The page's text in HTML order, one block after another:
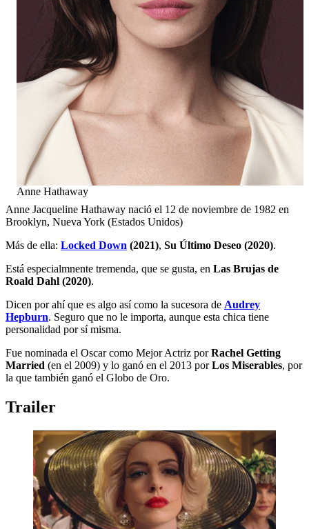
Anne Hathaway
Anne Jacqueline Hathaway nació el 12 de noviembre de 1982 en
Brooklyn, Nueva York (Estados Unidos)
Más de ella: Locked Down (2021), Su Último Deseo (2020).
Está especialmnente tremenda, que se gusta, en Las Brujas de
Roald Dahl (2020).
Dicen por ahí que es algo así como la sucesora de Audrey
Hepburn. Seguro que no le importa, aunque esta chica tiene
personalidad por sí misma.
Fue nominada el Oscar como Mejor Actriz porRachel Getting
Married (en el 2009) y lo ganó en el 2013 porLos Miserables, por
la que también ganó el Globo de Oro.
Trailer